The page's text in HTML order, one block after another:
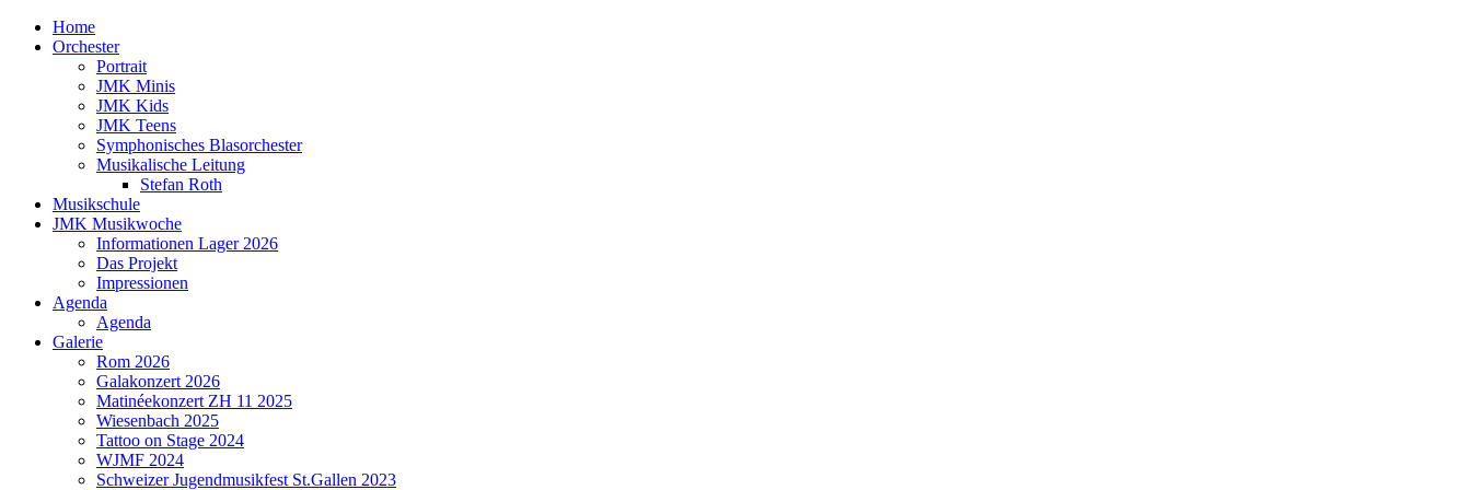
Home
Orchester
Portrait
JMK Minis
JMK Kids
JMK Teens
Symphonisches Blasorchester
Musikalische Leitung
Stefan Roth
Musikschule
JMK Musikwoche
Informationen Lager 2026
Das Projekt
Impressionen
Agenda
Agenda
Galerie
Rom 2026
Galakonzert 2026
Matinéekonzert ZH 11 2025
Wiesenbach 2025
Tattoo on Stage 2024
WJMF 2024
Schweizer Jugendmusikfest St.Gallen 2023